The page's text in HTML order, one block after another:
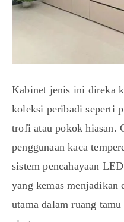
Kabinet jenis ini direka
koleksi peribadi seperti
trofi atau pokok hiasan.
penggunaan kaca
sistem pencahayaan
yang kemas menjadikan
utama dalam ruang